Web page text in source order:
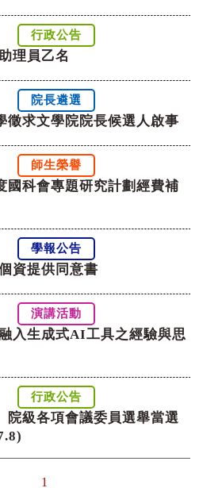
行政公告
理員乙名
院長遴選
徵求文學院院長候選人啟事
師生榮譽
國科會專題研究計劃經費補
學報公告
資提供同意書
演講活動
入生成式AI工具之經驗與思
行政公告
院級各項會議委員選舉當選
1